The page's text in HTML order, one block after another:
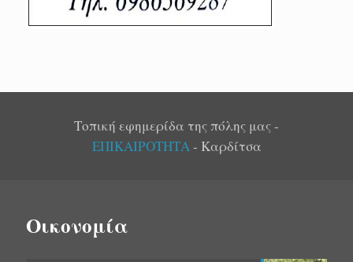
Τοπική εφημερίδα της πόλης μας -
ΕΠΙΚΑΙΡΟΤΗΤΑ- Καρδίτσα
Οικονομία